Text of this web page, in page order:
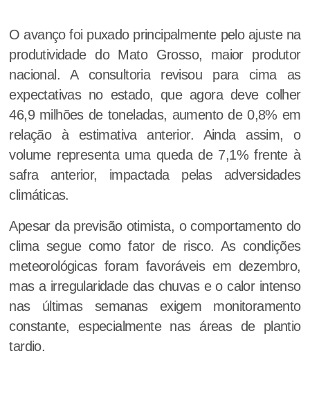
O avanço foi puxado principalmente pelo ajuste na
produtividade do Mato Grosso, maior produtor
nacional. A consultoria revisou para cima as
expectativas no estado, que agora deve colher
46,9 milhões de toneladas, aumento de 0,8% em
relação à estimativa anterior. Ainda assim, o
volume representa uma queda de 7,1% frente à
safra anterior, impactada pelas adversidades
climáticas.
Apesar da previsão otimista, o comportamento do
clima segue como fator de risco. As condições
meteorológicas foram favoráveis em dezembro,
mas a irregularidade das chuvas e o calor intenso
nas últimas semanas exigem monitoramento
constante, especialmente nas áreas de plantio
tardio.